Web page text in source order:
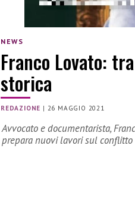
NEWS
Franco Lovato:
storica
REDAZIONE | 26 MAGGIO 2021
Avvocato e documentarista,
prepara nuovi lavori sul conflitto